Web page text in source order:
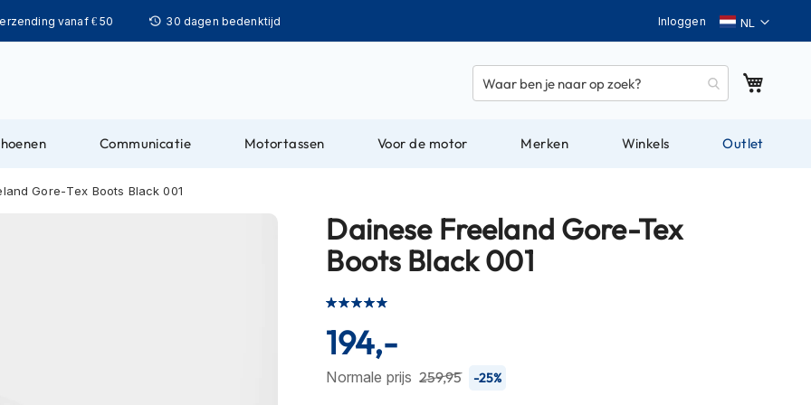
vanaf € 50 30 dagen bedenktijd Taal
Inloggen
Communicatie Motortassen Voor de motor Merken Winkels Outlet
Gore-Tex Boots Black 001
Dainese Freeland Gore-Tex
Boots Black 001
Waardering:
Normale prijs 259,95 -25%
194,-